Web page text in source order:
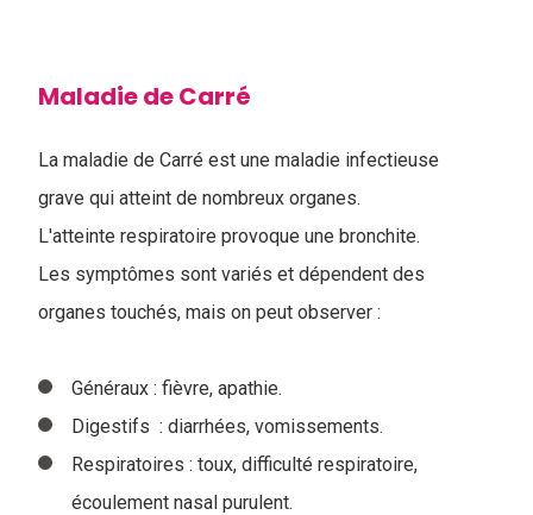
Maladie de Carré
La maladie de Carré est une maladie infectieuse
grave qui atteint de nombreux organes.
L'atteinte respiratoire provoque une bronchite.
Les symptômes sont variés et dépendent des
organes touchés, mais on peut observer :
Généraux : fièvre, apathie.
Digestifs : diarrhées, vomissements.
Respiratoires : toux, difficulté respiratoire,
écoulement nasal purulent.